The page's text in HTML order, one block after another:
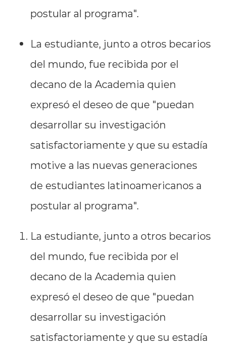
postular al programa".
La estudiante, junto a otros becarios
del mundo, fue recibida por el
decano de la Academia quien
expresó el deseo de que "puedan
desarrollar su investigación
satisfactoriamente y que su estadía
motive a las nuevas generaciones
de estudiantes latinoamericanos a
postular al programa".
La estudiante, junto a otros becarios
del mundo, fue recibida por el
decano de la Academia quien
expresó el deseo de que "puedan
desarrollar su investigación
satisfactoriamente y que su estadía